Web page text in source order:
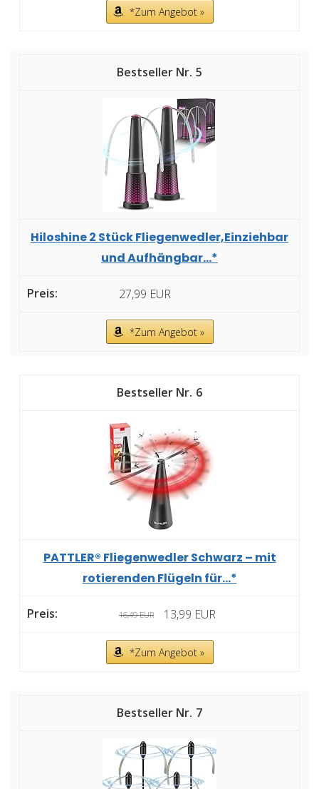
*Zum Angebot »
5
Hiloshine 2 Stück Fliegenwedler,Einziehbar
und Aufhängbar...*
27,99 EUR
*Zum Angebot »
6
PATTLER® Fliegenwedler Schwarz – mit
rotierenden Flügeln für...*
16,49 EUR 13,99 EUR
*Zum Angebot »
7